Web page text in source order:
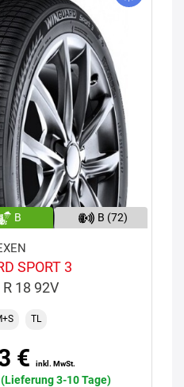
B B (72)
SPORT 3
18 92V
TL
€ inkl. MwSt.
3-10 Tage)